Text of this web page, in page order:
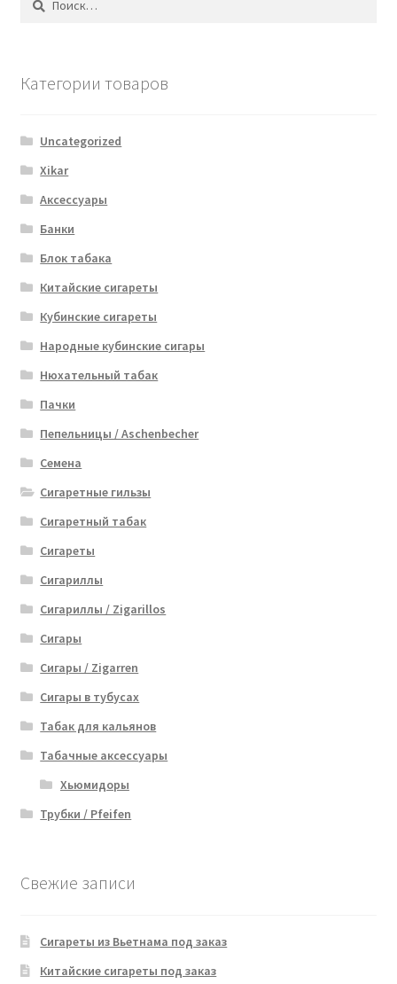
Категории товаров
Uncategorized
Xikar
Аксессуары
Банки
Блок табака
Китайские сигареты
Кубинские сигареты
Народные кубинские сигары
Нюхательный табак
Пачки
Пепельницы / Aschenbecher
Семена
Сигаретные гильзы
Сигаретный табак
Сигареты
Сигариллы
Сигариллы / Zigarillos
Сигары
Сигары / Zigarren
Сигары в тубусах
Табак для кальянов
Табачные аксессуары
Хьюмидоры
Трубки / Pfeifen
Свежие записи
Сигареты из Вьетнама под заказ
Китайские сигареты под заказ